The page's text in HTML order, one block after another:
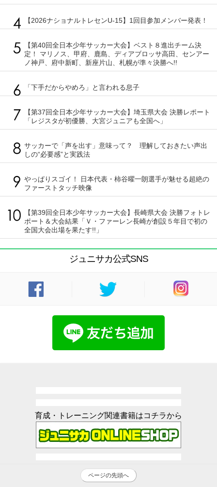
【2026ナショナルトレセンU-15】1回目参加メンバー発表！
【第40回全日本少年サッカー大会】ベスト８進出チーム決
定！ マリノス、甲府、鹿島、ディアブロッサ高田、センアー
ノ神戸、府中新町、新座片山、札幌が準々決勝へ!!
「下手だからやめろ」と言われる息子
【第37回全日本少年サッカー大会】埼玉県大会 決勝レポート
「レジスタが初優勝、大宮ジュニアも全国へ」
サッカーで「声を出す」意味って？ 理解しておきたい声出
しの“必要感”と実践法
やっぱりスゴイ！ 日本代表・柿谷曜一朗選手が魅せる超絶の
ファーストタッチ映像
【第39回全日本少年サッカー大会】長崎県大会 決勝フォトレ
ポート＆大会結果「Ｖ・ファーレン長崎が創設５年目で初の
全国大会出場を果たす!!」
ジュニサカ公式SNS
育成・トレーニング関連書籍はコチラから
ページの先頭へ